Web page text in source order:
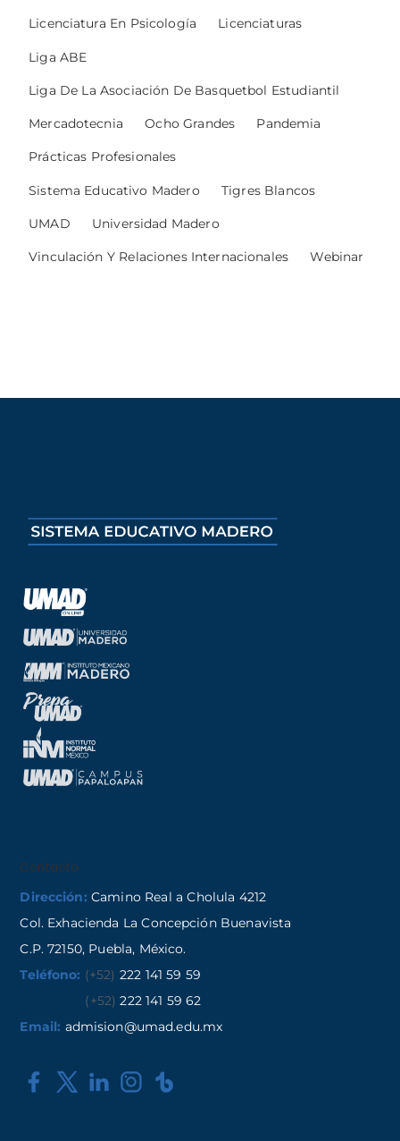
Licenciatura En Psicología Licenciaturas
Liga ABE
Liga De La Asociación De Basquetbol Estudiantil
Mercadotecnia Ocho Grandes Pandemia
Prácticas Profesionales
Sistema Educativo Madero Tigres Blancos
UMAD Universidad Madero
Vinculación Y Relaciones Internacionales Webinar
Contacto
Dirección: Camino Real a Cholula 4212
Col. Exhacienda La Concepción Buenavista
C.P. 72150, Puebla, México.
Teléfono: (+52) 222 141 59 59
(+52) 222 141 59 62
Email: admision@umad.edu.mx